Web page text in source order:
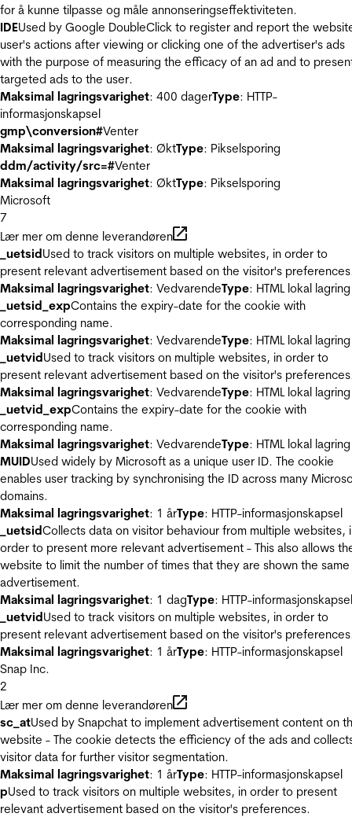
for å kunne tilpasse og måle annonseringseffektiviteten.
IDEUsed by Google DoubleClick to register and report the
user's actions after viewing or clicking one of the advertiser's ads
with the purpose of measuring the efficacy of an ad and to
targeted ads to the user.
Maksimal lagringsvarighet: 400 dagerType: HTTP-
informasjonskapsel
gmp\conversion#Venter
Maksimal lagringsvarighet: ØktType: Pikselsporing
ddm/activity/src=#Venter
Maksimal lagringsvarighet: ØktType: Pikselsporing
Microsoft
7
Lær mer om denne leverandøren
_uetsidUsed to track visitors on multiple websites, in order to
present relevant advertisement based on the visitor's
Maksimal lagringsvarighet: VedvarendeType: HTML lokal lagring
_uetsid_expContains the expiry-date for the cookie with
corresponding name.
Maksimal lagringsvarighet: VedvarendeType: HTML lokal lagring
_uetvidUsed to track visitors on multiple websites, in order to
present relevant advertisement based on the visitor's
Maksimal lagringsvarighet: VedvarendeType: HTML lokal lagring
_uetvid_expContains the expiry-date for the cookie with
corresponding name.
Maksimal lagringsvarighet: VedvarendeType: HTML lokal lagring
MUIDUsed widely by Microsoft as a unique user ID. The cookie
enables user tracking by synchronising the ID across many
domains.
Maksimal lagringsvarighet: 1 årType: HTTP-informasjonskapsel
_uetsidCollects data on visitor behaviour from multiple websites,
order to present more relevant advertisement - This also allows
website to limit the number of times that they are shown the same
advertisement.
Maksimal lagringsvarighet: 1 dagType: HTTP-informasjonskapsel
_uetvidUsed to track visitors on multiple websites, in order to
present relevant advertisement based on the visitor's
Maksimal lagringsvarighet: 1 årType: HTTP-informasjonskapsel
Snap Inc.
2
Lær mer om denne leverandøren
sc_atUsed by Snapchat to implement advertisement content on
website - The cookie detects the efficiency of the ads and
visitor data for further visitor segmentation.
Maksimal lagringsvarighet: 1 årType: HTTP-informasjonskapsel
pUsed to track visitors on multiple websites, in order to present
relevant advertisement based on the visitor's preferences.